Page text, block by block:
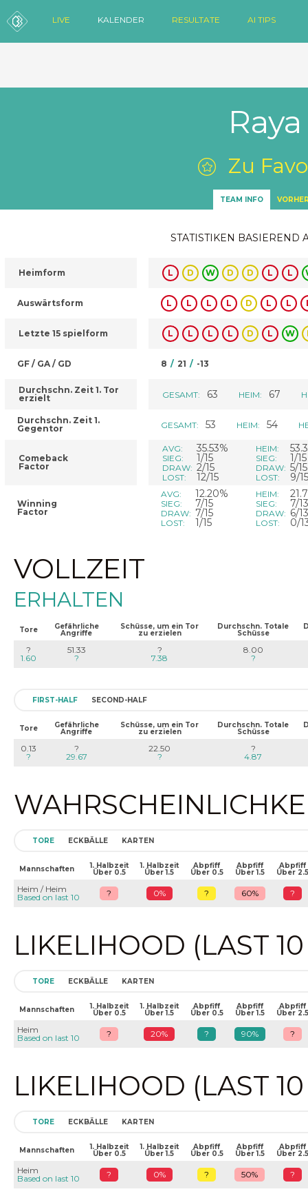
LIVE KALENDER RESULTATE AI TIPS
Zu
TEAM INFO
STATISTIKEN BASIEREND
Heimform
Auswärtsform
Letzte 15 spielform
GF / GA / GD
Durchschn. Zeit 1. Tor
erzielt
Durchschn. Zeit 1.
Gegentor
Comeback
Factor
Winning
Factor
L D W D D L L
L L L L D L L
L L L L D L W
8 / 21 / -13
GESAMT: 63 HEIM: 67
GESAMT: 53 HEIM: 54
AVG: 35.53%
SIEG: 1/15
DRAW: 2/15
LOST: 12/15
HEIM:
SIEG: 1/15
DRAW: 5/15
LOST: 9/15
AVG: 12.20%
SIEG: 7/15
DRAW: 7/15
LOST: 1/15
HEIM:
SIEG: 7/13
DRAW: 6/13
LOST: 0/
VOLLZEIT
ERHALTEN
Tore Gefährliche
Angriffe
Schüsse, um ein Tor
zu erzielen
Durchschn. Totale
Schüsse
?
1.60
51.33
?
?
7.38
8.00
?
FIRST-HALF SECOND-HALF
Tore Gefährliche
Angriffe
Schüsse, um ein Tor
zu erzielen
Durchschn. Totale
Schüsse
0.13
?
?
29.67
22.50
?
?
4.87
TORE ECKBÄLLE KARTEN
Mannschaften 1. Halbzeit
Über 0.5
1. Halbzeit
Über 1.5
Abpfiff
Über 0.5
Abpfiff
Über 1.5
Abpfiff
Über 2.5
Heim / Heim
Based on last 10
? 0% ? 60% ?
LIKELIHOOD (LAST
TORE ECKBÄLLE KARTEN
Mannschaften 1. Halbzeit
Über 0.5
1. Halbzeit
Über 1.5
Abpfiff
Über 0.5
Abpfiff
Über 1.5
Abpfiff
Über 2.5
Heim
Based on last 10
? 20% ? 90% ?
LIKELIHOOD (LAST
TORE ECKBÄLLE KARTEN
Mannschaften 1. Halbzeit
Über 0.5
1. Halbzeit
Über 1.5
Abpfiff
Über 0.5
Abpfiff
Über 1.5
Abpfiff
Über 2.5
Heim
Based on last 10
? 0% ? 50% ?